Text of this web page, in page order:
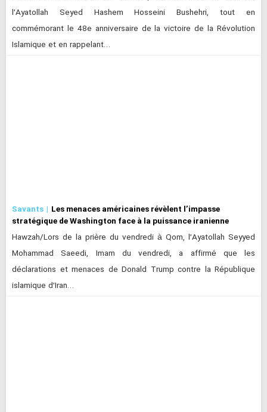
l’Ayatollah Seyed Hashem Hosseini Bushehri, tout en
commémorant le 48e anniversaire de la victoire de la Révolution
Islamique et en rappelant…
Savants
Les menaces américaines révèlent l’impasse
stratégique de Washington face à la puissance iranienne
Hawzah/Lors de la prière du vendredi à Qom, l’Ayatollah Seyyed
Mohammad Saeedi, Imam du vendredi, a affirmé que les
déclarations et menaces de Donald Trump contre la République
islamique d’Iran…